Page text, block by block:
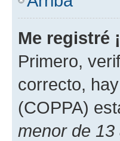
Me registré
Primero,
correcto,
(COPPA)
menor de 13